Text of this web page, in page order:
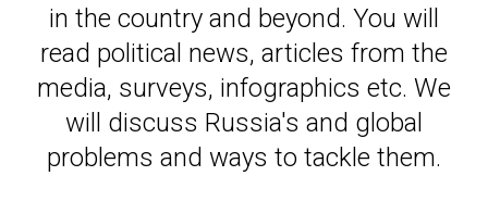
in the country and beyond. You will
read political news, articles from the
media, surveys, infographics etc. We
will discuss Russia's and global
problems and ways to tackle them.